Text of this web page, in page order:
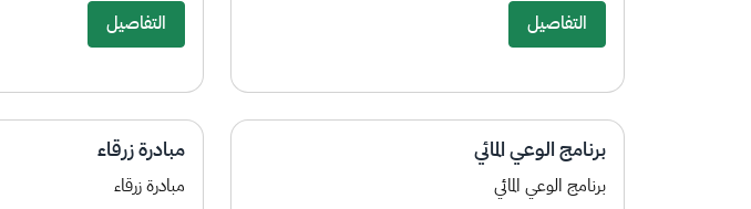
التفاصيل التفاصيل
برنامج الوعي المائي
برنامج الوعي المائي
مبادرة زرقاء
مبادرة زرقاء